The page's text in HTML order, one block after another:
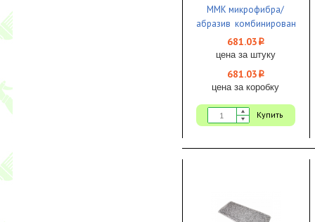
MМК микрофибра/
абразив комбинированный
карман 1/25
681.03 i
цена за штуку
681.03 i
цена за коробку
Купить